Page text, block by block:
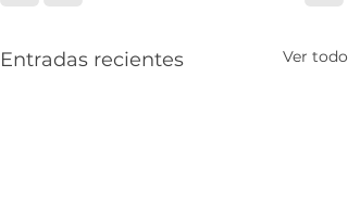
Entradas recientes Ver todo